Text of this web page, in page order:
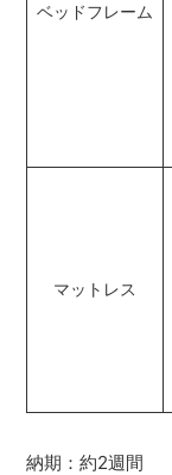
納期：約2週間
ベッドフレーム
マットレス